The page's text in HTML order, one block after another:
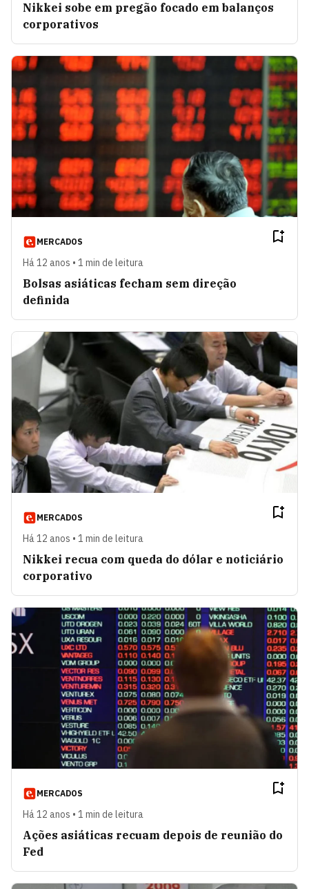
Nikkei sobe em pregão focado em balanços
corporativos
MERCADOS
Há 12 anos • 1 min de leitura
Bolsas asiáticas fecham sem direção
definida
MERCADOS
Há 12 anos • 1 min de leitura
Nikkei recua com queda do dólar e noticiário
corporativo
MERCADOS
Há 12 anos • 1 min de leitura
Ações asiáticas recuam depois de reunião do
Fed